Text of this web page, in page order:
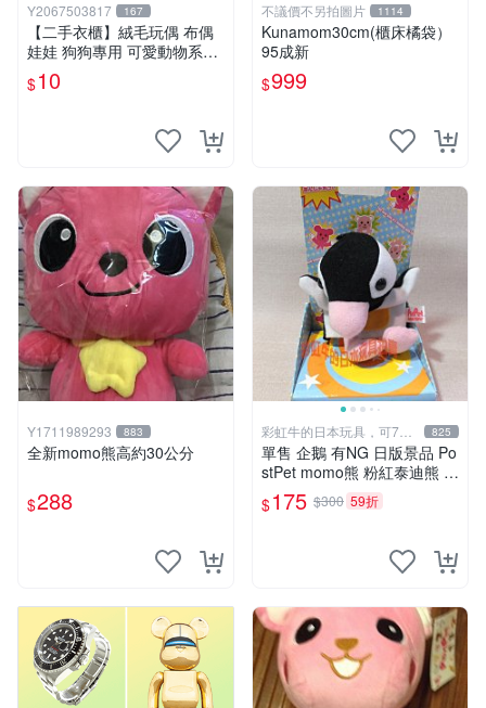
Y2067503817 167
【二手衣櫃】絨毛玩偶 布偶
娃娃 狗狗專用 可愛動物系列
耐咬耐磨玩具 玩偶 粉紅熊寵
物玩具 1120929
$10
不議價不另拍圖片 1114
Kunamom30cm(櫃床橘袋）
95成新
$999
Y1711989293 883
全新momo熊高約30公分
$288
彩虹牛的日本玩具，可7取
付
825
單售 企鵝 有NG 日版景品 Po
stPet momo熊 粉紅泰迪熊 娃
娃 布偶 手指頭 娃娃
$175 $300 59折